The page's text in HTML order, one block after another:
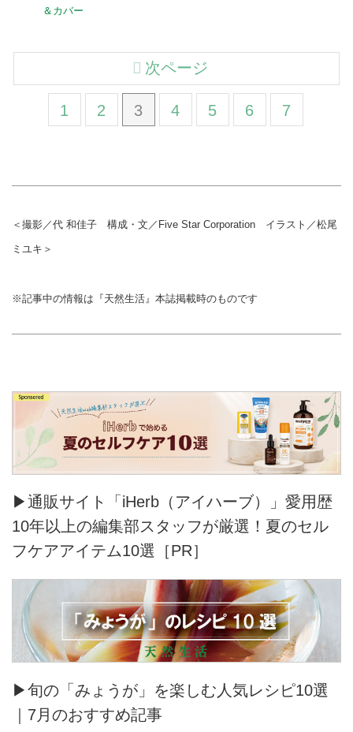
＆カバー
1 2 3 4 5 6 7
次ページ
＜撮影／代 和佳子 構成・文／Five Star Corporation イラスト／松尾
ミユキ＞
※記事中の情報は『天然生活』本誌掲載時のものです
▶通販サイト「iHerb（アイハーブ）」愛用歴
10年以上の編集部スタッフが厳選！夏のセル
フケアアイテム10選［PR］
▶旬の「みょうが」を楽しむ人気レシピ10選
｜7月のおすすめ記事